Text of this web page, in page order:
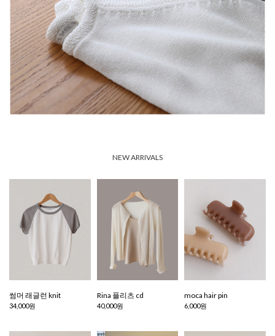
NEW ARRIVALS
썸머 래글런 knit
34,000원
Rina 플리츠 cd
40,000원
moca hair pin
6,000원